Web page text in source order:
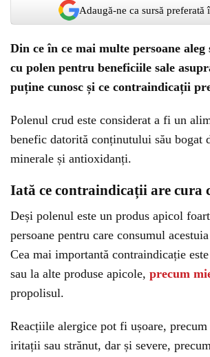
Adaugă-ne ca sursă preferată
Din ce în ce mai multe persoane aleg
cu polen pentru beneficiile sale
puține cunosc și ce contraindicații
Polenul crud este considerat a fi un
benefic datorită conținutului său bogat
minerale și antioxidanți.
Iată ce contraindicații are cura
Deși polenul este un produs apicol
persoane pentru care consumul
Cea mai importantă contraindicație
sau la alte produse apicole, precum
propolisul.
Reacțiile alergice pot fi ușoare,
iritații sau strănut, dar și severe,